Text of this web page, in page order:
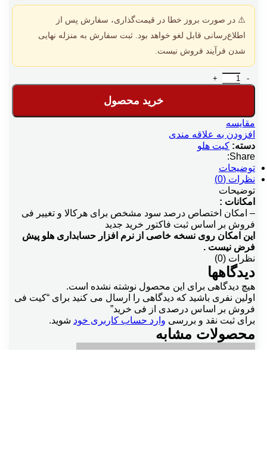
⚠️ در صورت بروز خطا در قیمت‌گذاری، سفارش پس از
اطلاع‌رسانی قابل لغو خواهد بود. ثبت سفارش به منزله نهایی
شدن فرآیند فروش نیست.
کیت فی فروش بر اساس درصدی از فی خرید عدد
خرید محصول
مقایسه
افزودن به علاقه مندی
دسته: کیت هلو
Share:
توضیحات
نظرات (0)
توضیحات
امکانات :
– امکان اختصاص درصد سود مشخص برای هرکالا و تغییر فی
فروش بر اساس ثبت فاکتور خرید جدید
این امکان روی نسخه خاصی از نرم افزار حسابداری هلو پیش
فرض نیست .
نظرات (0)
دیدگاهها
هیچ دیدگاهی برای این محصول نوشته نشده است.
اولین نفری باشید که دیدگاهی را ارسال می کنید برای “کیت فی
فروش بر اساس درصدی از فی خرید”
برای ثبت نقد و بررسی وارد حساب کاربری خود شوید.
محصولات مشابه